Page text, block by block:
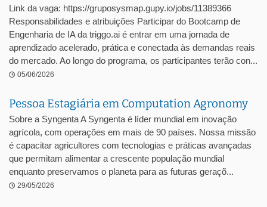
Link da vaga: https://gruposysmap.gupy.io/jobs/11389366
Responsabilidades e atribuições Participar do Bootcamp de
Engenharia de IA da triggo.ai é entrar em uma jornada de
aprendizado acelerado, prática e conectada às demandas reais
do mercado. Ao longo do programa, os participantes terão con...
05/06/2026
Pessoa Estagiária em Computation Agronomy
Sobre a Syngenta A Syngenta é líder mundial em inovação
agrícola, com operações em mais de 90 países. Nossa missão
é capacitar agricultores com tecnologias e práticas avançadas
que permitam alimentar a crescente população mundial
enquanto preservamos o planeta para as futuras geraçõ...
29/05/2026